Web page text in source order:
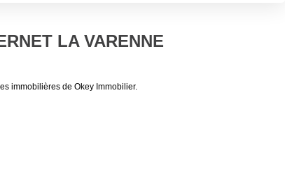
LA VARENNE
immobilières de Okey Immobilier.